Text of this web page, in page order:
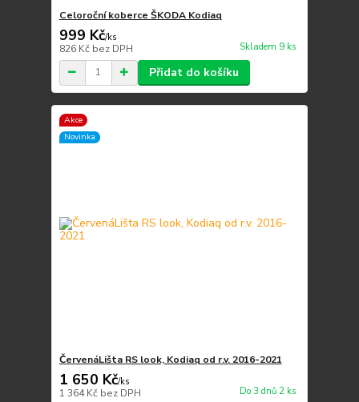
Celoroční koberce ŠKODA Kodiaq
999 Kč/ks
826 Kč bez DPH Skladem 9 ks
Přidat do košíku
Akce
Novinka
ČervenáLišta RS look, Kodiaq od r.v. 2016-2021
1 650 Kč/ks
1 364 Kč bez DPH Do 3 dnů 2 ks